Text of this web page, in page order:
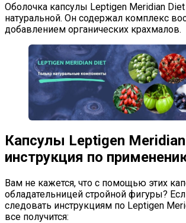
Оболочка капсулы Leptigen Meridian
натуральной. Он содержал комплекс
добавлением органических крахмалов.
Капсулы Leptigen
инструкция по
Вам не кажется, что с помощью этих
обладательницей стройной фигуры?
следовать инструкциям по Leptigen
все получится: